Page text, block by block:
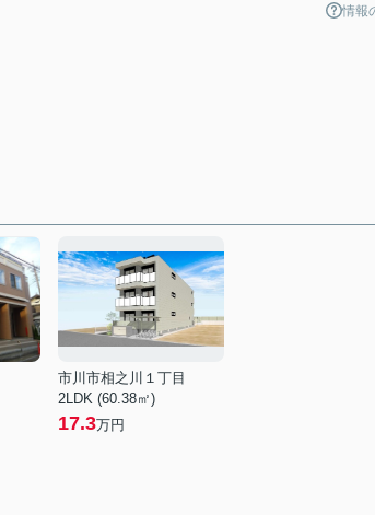
情報
市川市相之川１丁目
2LDK (60.38㎡)
17.3万円